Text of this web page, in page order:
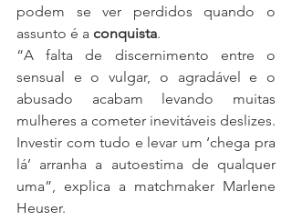
podem se ver perdidos quando o
assunto é a conquista.
“A falta de discernimento entre o
sensual e o vulgar, o agradável e o
abusado acabam levando muitas
mulheres a cometer inevitáveis deslizes.
Investir com tudo e levar um ‘chega pra
lá’ arranha a autoestima de qualquer
uma”, explica a matchmaker Marlene
Heuser.